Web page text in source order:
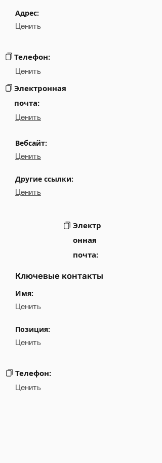
Email
Адрес:
Ценить
Телефон:
Ценить
Электронная
почта:
Ценить
Вебсайт:
Ценить
Другие ссылки:
Ценить
Электр
онная
почта:
Ключевые контакты
Имя:
Ценить
Позиция:
Ценить
Телефон:
Ценить